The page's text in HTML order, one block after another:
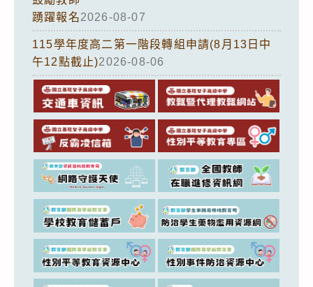
踴躍報名2026-08-07
115學年度高二第一階段轉組申請(8月13日中
午12點截止)2026-08-06